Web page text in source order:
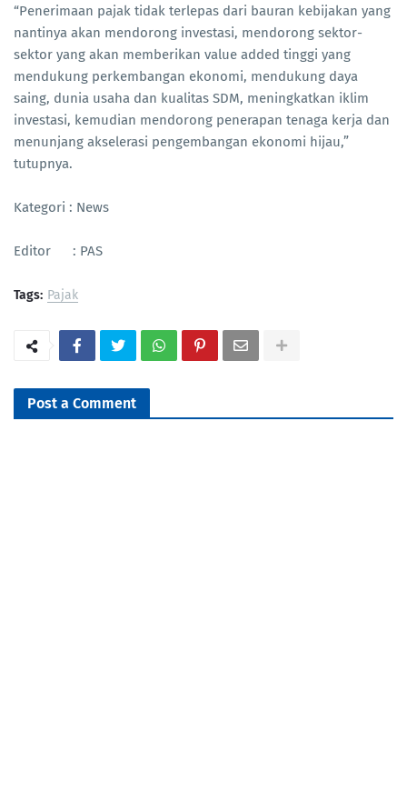
“Penerimaan pajak tidak terlepas dari bauran kebijakan yang
nantinya akan mendorong investasi, mendorong sektor-
sektor yang akan memberikan value added tinggi yang
mendukung perkembangan ekonomi, mendukung daya
saing, dunia usaha dan kualitas SDM, meningkatkan iklim
investasi, kemudian mendorong penerapan tenaga kerja dan
menunjang akselerasi pengembangan ekonomi hijau,”
tutupnya.
Kategori : News
Editor : PAS
Tags: Pajak
Post a Comment